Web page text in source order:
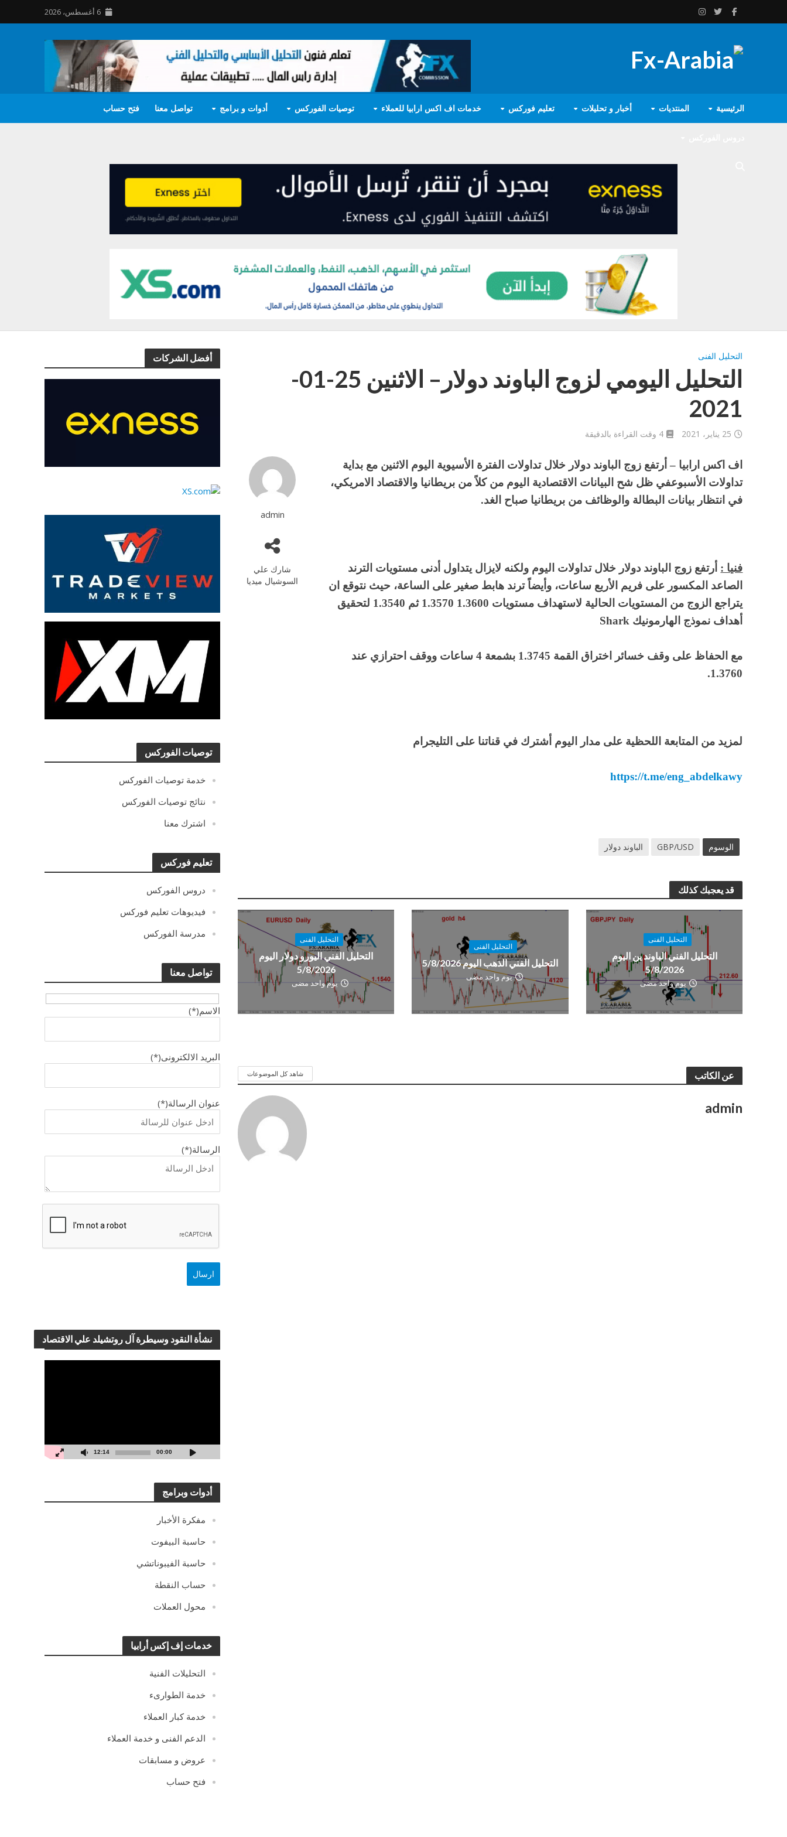
6 أغسطس، 2026
الرئيسية المنتديات أخبار و تحليلات تعليم فوركس خدمات اف اكس ارابيا للعملاء توصيات الفوركس أدوات و برامج تواصل معنا فتح حساب
أفضل الشركات
توصيات الفوركس
خدمة توصيات الفوركس
نتائج توصيات الفوركس
اشترك معنا
تعليم فوركس
دروس الفوركس
فيديوهات تعليم فوركس
مدرسة الفوركس
تواصل معنا
الاسم(*)
البريد الالكترونى(*)
عنوان الرسالة(*)
الرسالة(*)
نشأة النقود وسيطرة آل روتشيلد علي الاقتصاد
00:00
12:14
أدوات وبرامج
مفكرة الأخبار
حاسبة البيفوت
حاسبة الفيبوناتشي
حساب النقطة
محول العملات
خدمات إف إكس أرابيا
التحليلات الفنية
خدمة الطوارىء
خدمة كبار العملاء
الدعم الفنى و خدمة العملاء
عروض و مسابقات
فتح حساب
التحليل الفنى
التحليل اليومي لزوج الباوند دولار– الاثنين 25-01-
2021
25 يناير، 2021 4 وقت القراءة بالدقيقة
admin
شارك علي
السوشيال ميديا
اف اكس ارابيا – أرتفع زوج الباوند دولار خلال تداولات الفترة الأسيوية اليوم الاثنين مع بداية
تداولات الأسبوعفي ظل شح البيانات الاقتصادية اليوم من كلاً من بريطانيا والاقتصاد الامريكي،
في انتظار بيانات البطالة والوظائف من بريطانيا صباح الغد.
فنيا : أرتفع زوج الباوند دولار خلال تداولات اليوم ولكنه لايزال يتداول أدنى مستويات الترند
الصاعد المكسور على فريم الأربع ساعات، وأيضاً ترند هابط صغير على الساعة، حيث نتوقع ان
يتراجع الزوج من المستويات الحالية لاستهداف مستويات 1.3600 1.3570 ثم 1.3540 لتحقيق
أهداف نموذج الهارمونيك Shark
مع الحفاظ على وقف خسائر اختراق القمة 1.3745 بشمعة 4 ساعات ووقف احترازي عند
1.3760.
لمزيد من المتابعة اللحظية على مدار اليوم أشترك في قناتنا على التليجرام
https://t.me/eng_abdelkawy
الوسوم GBP/USD الباوند دولار
قد يعجبك كذلك
التحليل الفنى
التحليل الفني الباوند ين اليوم
5/8/2026
يوم واحد مضى
التحليل الفنى
التحليل الفني الذهب اليوم 5/8/2026
يوم واحد مضى
التحليل الفنى
التحليل الفني اليورو دولار اليوم
5/8/2026
يوم واحد مضى
عن الكاتب شاهد كل الموضوعات
admin